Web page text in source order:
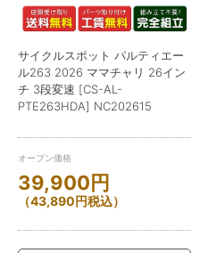
サイクルスポット パルティエー
ル263 2026 ママチャリ 26イン
チ 3段変速 [CS-AL-
PTE263HDA] NC202615
オープン価格
39,900円
（43,890円税込）